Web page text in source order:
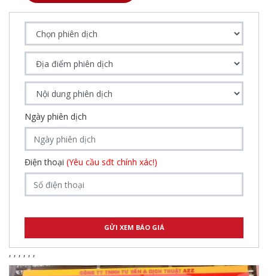
Ngày phiên dịch
Điện thoại (Yêu cầu sđt chính xác!)
, , , , , ,